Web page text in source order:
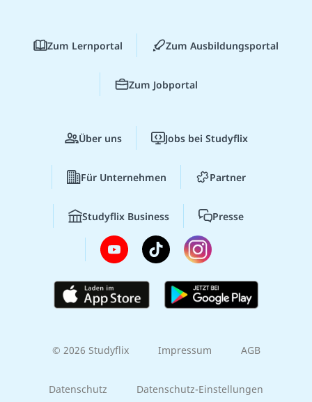
Zum Lernportal Zum Ausbildungsportal
Zum Jobportal
Über uns Jobs bei Studyflix
Für Unternehmen Partner
Studyflix Business Presse
© 2026 Studyflix Impressum AGB
Datenschutz Datenschutz-Einstellungen